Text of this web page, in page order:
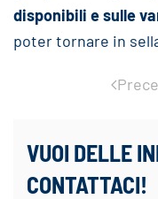
disponibili e sulle
poter tornare in
VUOI DELLE
CONTATTACI!